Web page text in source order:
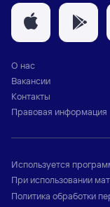
О нас
Вакансии
Контакты
Правовая информация
Используется
При использовании
Политика обработки